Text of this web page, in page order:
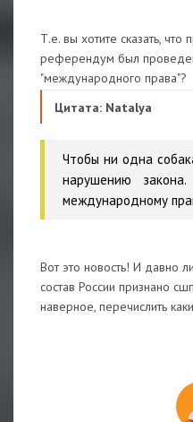
Т.е. вы хотите сказать,
референдум был
"международного права"?
Цитата: Natalya
Чтобы ни одна
нарушению
международному
Вот это новость! И давно
состав России признано
наверное, перечислить